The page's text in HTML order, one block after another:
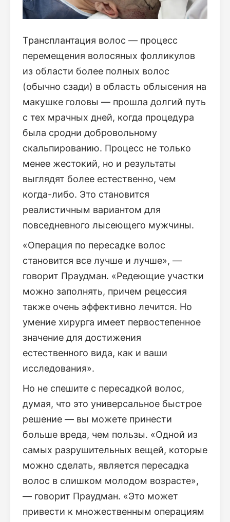
Трансплантация волос — процесс
перемещения волосяных фолликулов
из области более полных волос
(обычно сзади) в область облысения на
макушке головы — прошла долгий путь
с тех мрачных дней, когда процедура
была сродни добровольному
скальпированию. Процесс не только
менее жестокий, но и результаты
выглядят более естественно, чем
когда-либо. Это становится
реалистичным вариантом для
повседневного лысеющего мужчины.
«Операция по пересадке волос
становится все лучше и лучше», —
говорит Праудман. «Редеющие участки
можно заполнять, причем рецессия
также очень эффективно лечится. Но
умение хирурга имеет первостепенное
значение для достижения
естественного вида, как и ваши
исследования».
Но не спешите с пересадкой волос,
думая, что это универсальное быстрое
решение — вы можете принести
больше вреда, чем пользы. «Одной из
самых разрушительных вещей, которые
можно сделать, является пересадка
волос в слишком молодом возрасте»,
— говорит Праудман. «Это может
привести к множественным операциям